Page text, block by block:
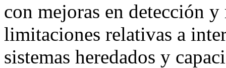
con mejoras en detección y
limitaciones relativas a
sistemas heredados y